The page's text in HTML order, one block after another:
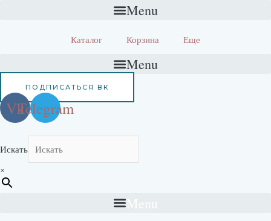
Menu
Каталог Корзина Еще
Menu
ПОДПИСАТЬСЯ ВК
VkTelegram
Искать
×
Menu